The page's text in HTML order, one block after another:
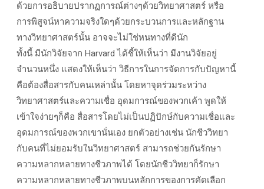
ด้วยการอธิบายปรากฏการณ์ต่างๆด้วยวิทยาศาสตร์ หรือ
การพิสูจน์หาความจริงใดๆด้วยกระบวนการและหลักฐาน
ทางวิทยาศาสตร์นั้น อาจจะไม่ใช่หนทางที่ดีนัก
ทั้งนี้ มีนักวิจัยจาก Harvard ได้ชี้ให้เห็นว่า มีงานวิจัยอยู่
จำนวนหนึ่ง แสดงให้เห็นว่า วิธีการในการจัดการกับปัญหานี้
คือต้องสื่อสารกับคนเหล่านั้น โดยหาจุดร่วมระหว่าง
วิทยาศาสตร์และความเชื่อ อุดมการณ์ของพวกเค้า พูดให้
เข้าใจง่ายๆก็คือ สื่อสารโดยไม่เป็นปฏิปักษ์กับความเชื่อและ
อุดมการณ์ของพวกเขานั่นเอง ยกตัวอย่างเช่น นักชีววิทยา
กับคนที่ไม่ยอมรับในวิทยาศาสตร์ สามารถช่วยกันรักษา
ความหลากหลายทางชีวภาพได้ โดยนักชีววิทยาก็รักษา
ความหลากหลายทางชีวภาพบนหลักการของการคัดเลือก